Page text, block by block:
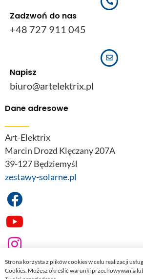
Zadzwoń do nas
+48 727 911 045
Napisz
biuro@artelektrix.pl
Dane adresowe
Art-Elektrix
Marcin Drozd Klęczany 207A
39-127 Będziemyśl
zestawy-solarne.pl
Strona korzysta z plików cookies w celu realizacji
Cookies. Możesz określić warunki przechowywania